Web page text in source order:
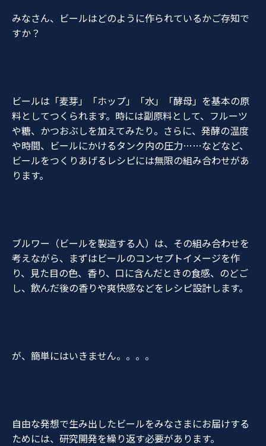
みなさん、ビールはどのように作られているかご存知で
すか？
ビールは「麦芽」「ホップ」「水」「酵母」を基本の原
料としてつくられます。時には副原料として、フルーツ
や糖、かつおぶしを加えてみたり。さらに、発酵の温度
や時間、ビールにかけるタンク内の圧力……などなど、
ビールをつくりあげるレシピには無限の組み合わせがあ
ります。
ブルワー（ビールを製造する人）は、その組み合わせを
考えながら、まずはビールのコンセプトイメージを作
り、見た目の色、香り、口に含んだときの食感、のどご
し、飲んだ後の香りや爽快感などをレシピ設計します。
が、簡単にはいきません。。。。
自由な発想で生み出したビールをみなさまにお届けする
ためには、研究開発を繰り返す必要があります。